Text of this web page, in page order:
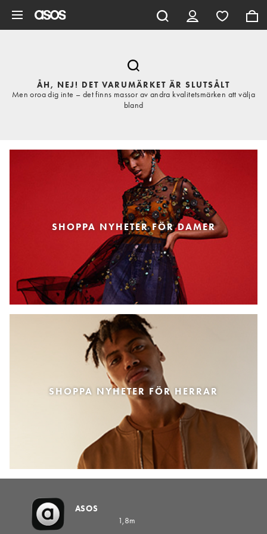
ÅH, NEJ! DET VARUMÄRKET ÄR SLUTSÅLT
Men oroa dig inte – det finns massor av andra kvalitetsmärken att välja
bland
SHOPPA NYHETER FÖR DAMER
SHOPPA NYHETER FÖR HERRAR
ASOS
1,8m